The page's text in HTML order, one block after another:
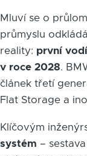
Mluví se o
průmyslu
reality: první
v roce 2028.
článek třetí
Flat Storage a
Klíčovým
systém –